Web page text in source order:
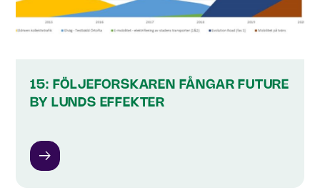
15: FÖLJEFORSKAREN FÅNGAR FUTURE
BY LUNDS EFFEKTER